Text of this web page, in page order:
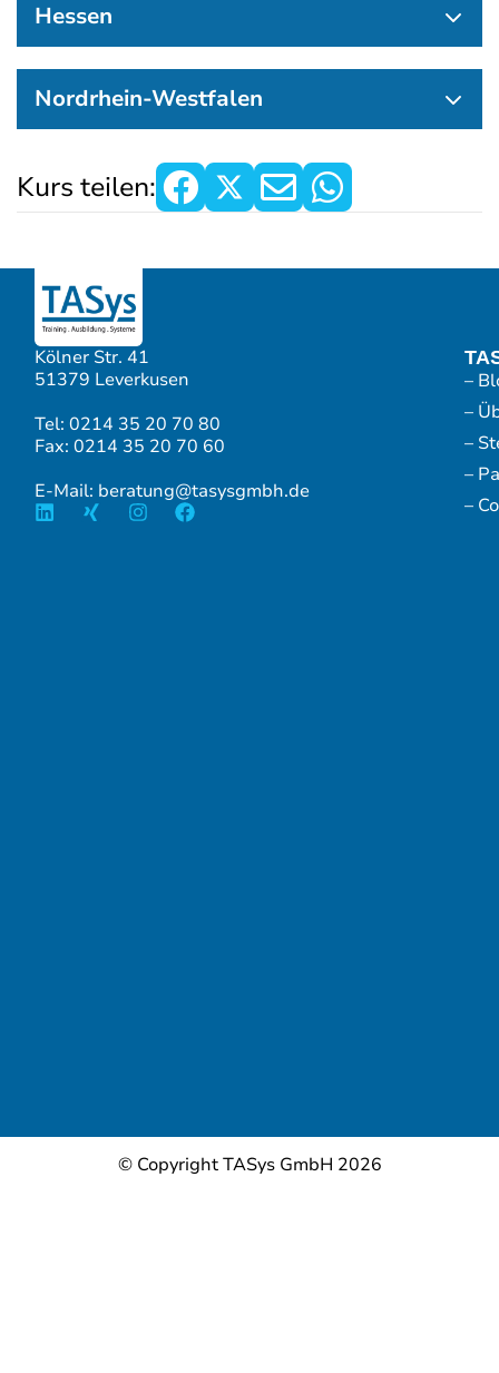
Hessen
Nordrhein-Westfalen
Kurs teilen:
Kölner Str. 41
51379 Leverkusen
Tel: 0214 35 20 70 80
Fax: 0214 35 20 70 60
E-Mail: beratung@tasysgmbh.de
–
–
–
–
–
© Copyright TASys GmbH 2026